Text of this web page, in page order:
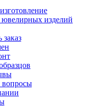
изделий
заказ